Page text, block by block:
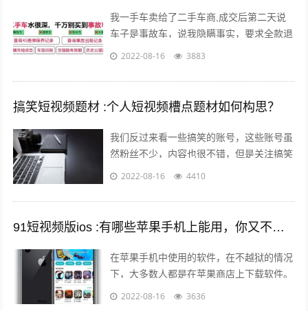
我一手车卖给了二手车商,成交后第二天说
车子是事故车，说我隐瞒事实，要求全款退
车，我该怎么办？ 报警处理。二手车行在
2022-08-16 3883
搞笑短视频题材 :个人短视频槽点题材如何构思？
我们反过来看一些搞笑的账号，这些账号虽
然粉丝不少，内容也很不错，但是关注搞笑
账号的用户，大多数都是为了开心的，所以
2022-08-16 4410
91短视频版ios :有哪些苹果手机上能用，你又不愿意让人知道的好用的app呢？
在苹果手机中使用的软件，在不越狱的情况
下，大多数人都是在苹果商店上下载软件。
但是还有其他的方法可以让你的手机中安装
2022-08-16 3636